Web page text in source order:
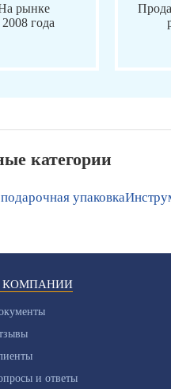
рынке
2008 года
категории
упаковка
КОМПАНИИ
и ответы